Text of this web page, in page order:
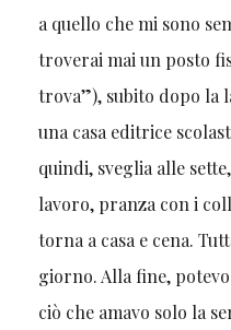
a quello che mi sono
troverai mai un posto
trova”), subito dopo la
una casa editrice
quindi, sveglia alle
lavoro, pranza con i
torna a casa e cena.
giorno. Alla fine,
ciò che amavo solo la